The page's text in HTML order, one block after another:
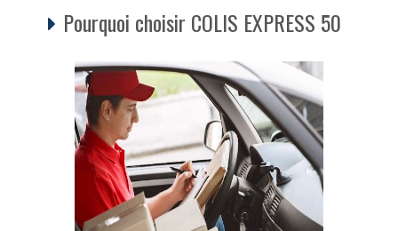
Pourquoi choisir COLIS EXPRESS 50